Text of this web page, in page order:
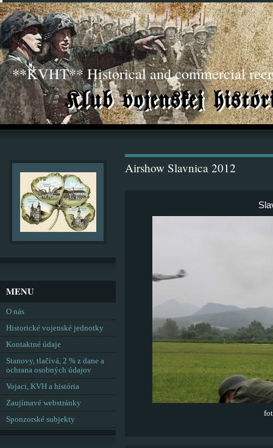
**KVHT** Historical and commercial
Airshow Slavnica 2012
MENU
O nás
Historické vojenské jednotky
Kontaktné údaje
Stanovy, tlačivá, 2 % z dane a
ochrana osobných údajov
Vojaci, KVH a história
Zaujímavé webstránky
Sponzorské subjekty